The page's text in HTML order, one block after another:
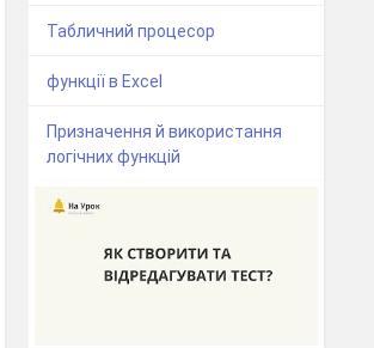
Табличний процесор
функції в Excel
Призначення й використання
логічних функцій